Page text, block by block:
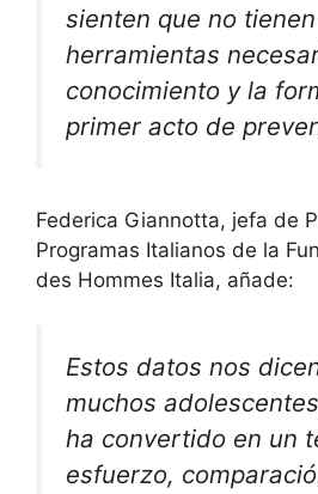
sienten que no
herramientas
conocimiento y la
primer acto de
Federica Giannotta, jefa de
Programas Italianos de la
des Hommes Italia, añade:
Estos datos nos
muchos
ha convertido en un
esfuerzo,